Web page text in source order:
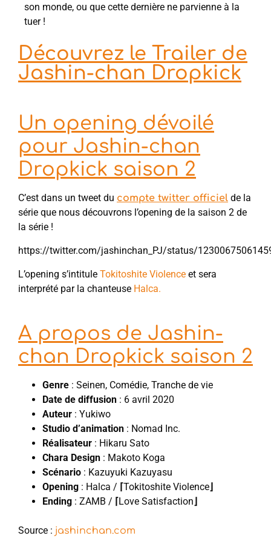
son monde, ou que cette dernière ne parvienne à la
tuer !
Découvrez le Trailer de
Jashin-chan Dropkick
Un opening dévoilé
pour Jashin-chan
Dropkick saison 2
C’est dans un tweet du compte twitter officiel de la
série que nous découvrons l’opening de la saison 2 de
la série !
https://twitter.com/jashinchan_PJ/status/
L’opening s’intitule Tokitoshite Violence et sera
interprété par la chanteuse Halca.
A propos de Jashin-
chan Dropkick saison 2
Genre : Seinen, Comédie, Tranche de vie
Date de diffusion : 6 avril 2020
Auteur : Yukiwo
Studio d’animation : Nomad Inc.
Réalisateur : Hikaru Sato
Chara Design : Makoto Koga
Scénario : Kazuyuki Kazuyasu
Opening : Halca / ⌈Tokitoshite Violence⌋
Ending : ZAMB / ⌈Love Satisfaction ⌋
Source : jashinchan.com